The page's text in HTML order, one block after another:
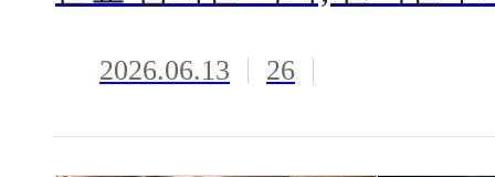
2026.06.13 26